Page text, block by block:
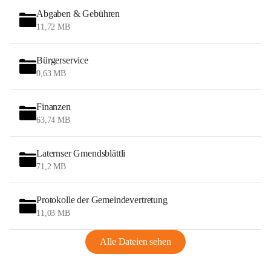
Abgaben & Gebühren
11,72 MB
Bürgerservice
0,63 MB
Finanzen
63,74 MB
Laternser Gmendsblättli
71,2 MB
Protokolle der Gemeindevertretung
11,03 MB
Alle Dateien sehen